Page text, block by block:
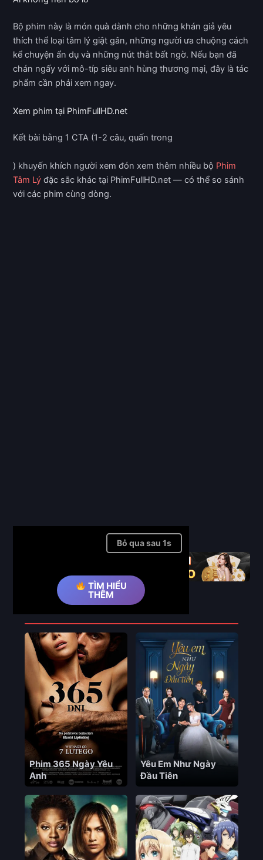
Bộ phim này là món quà dành cho những khán giả yêu
thích thể loại tâm lý giật gân, những người ưa chuộng cách
kể chuyện ẩn dụ và những nút thắt bất ngờ. Nếu bạn đã
chán ngấy với mô-típ siêu anh hùng thương mại, đây là tác
phẩm cần phải xem ngay.
Xem phim tại PhimFullHD.net
Kết bài bằng 1 CTA (1-2 câu, quấn trong
) khuyến khích người xem đón xem thêm nhiều bộ Phim
Tâm Lý đặc sắc khác tại PhimFullHD.net — có thể so sánh
với các phim cùng dòng.
TÌM HIỂU
THÊM
Bỏ qua quảng cáo ➤
Full
Phim Liên Quan
Phim 365 Ngày Yêu
Anh
Yêu Em Như Ngày
Đầu Tiên